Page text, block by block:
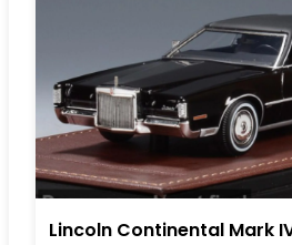
Lincoln Continental Mark